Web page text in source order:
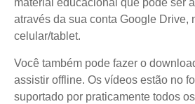
material educacional que pode ser
através da sua conta Google Drive,
celular/tablet.
Você também pode fazer o
assistir offline. Os vídeos estão no
suportado por praticamente todos